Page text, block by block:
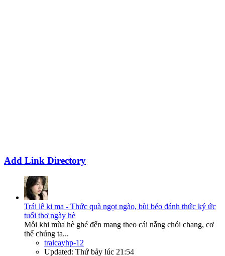
Add Link Directory
Trái lê ki ma - Thức quà ngọt ngào, bùi béo đánh thức ký ức
tuổi thơ ngày hè
Mỗi khi mùa hè ghé đến mang theo cái nắng chói chang, cơ
thể chúng ta...
traicayhp-12
Updated: Thứ bảy lúc 21:54